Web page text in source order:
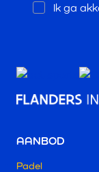
Opt
Ik ga
AANBOD
Padel